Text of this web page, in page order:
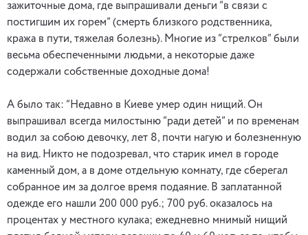
зажиточные дома, где выпрашивали деньги “в связи с
постигшим их горем” (смерть близкого родственника,
кража в пути, тяжелая болезнь). Многие из “стрелков” были
весьма обеспеченными людьми, а некоторые даже
содержали собственные доходные дома!
А было так: “Недавно в Киеве умер один нищий. Он
выпрашивал всегда милостыню “ради детей” и по временам
водил за собою девочку, лет 8, почти нагую и болезненную
на вид. Никто не подозревал, что старик имел в городе
каменный дом, а в доме отдельную комнату, где сберегал
собранное им за долгое время подаяние. В заплатанной
одежде его нашли 200 000 руб.; 700 руб. оказалось на
процентах у местного кулака; ежедневно мнимый нищий